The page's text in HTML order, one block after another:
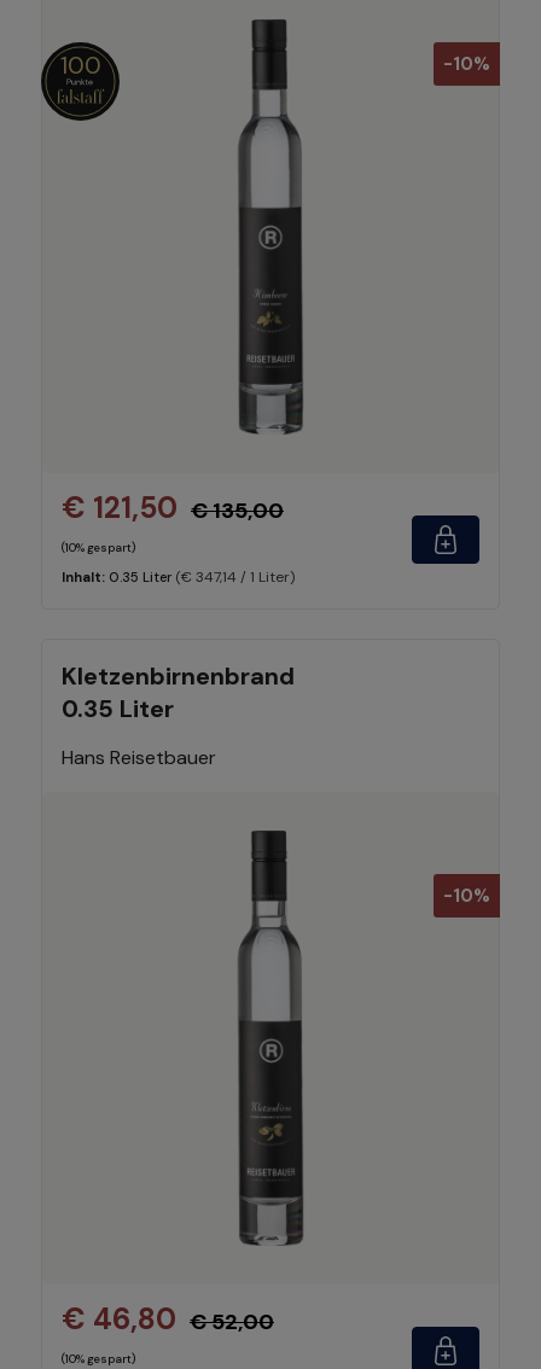
-10%
100
€ 121,50 € 135,00
(10% gespart)
Inhalt: 0.35 Liter (€ 347,14 / 1 Liter)
Kletzenbirnenbrand
0.35 Liter
Hans Reisetbauer
-10%
€ 46,80 € 52,00
(10% gespart)